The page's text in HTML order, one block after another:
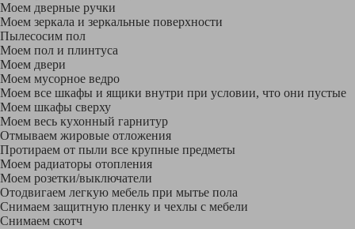
Моем дверные ручки
Моем зеркала и зеркальные поверхности
Пылесосим пол
Моем пол и плинтуса
Моем двери
Моем мусорное ведро
Моем все шкафы и ящики внутри при условии, что они пустые
Моем шкафы сверху
Моем весь кухонный гарнитур
Отмываем жировые отложения
Протираем от пыли все крупные предметы
Моем радиаторы отопления
Моем розетки/выключатели
Отодвигаем легкую мебель при мытье пола
Снимаем защитную пленку и чехлы с мебели
Снимаем скотч